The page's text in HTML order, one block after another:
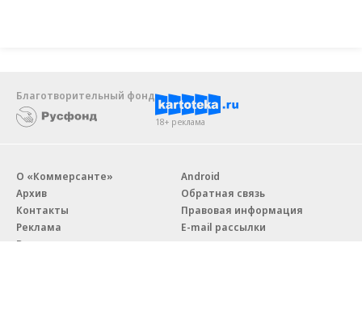
Благотворительный фонд
18+ реклама
О «Коммерсанте»
Архив
Контакты
Реклама
Вакансии
Android
Обратная связь
Правовая информация
E-mail рассылки